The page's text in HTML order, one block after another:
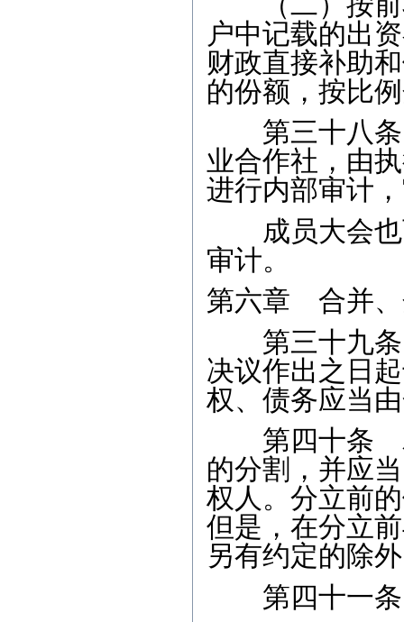
户中记载的出
财政直接补助
的份额，按比
第三十八条
业合作社，由
进行内部审计
成员大会也
审计。
第六章 合并、
第三十九条
决议作出之日
权、债务应当
第四十条 农
的分割，并应
权人。分立前
但是，在分立
另有约定的除
第四十一条